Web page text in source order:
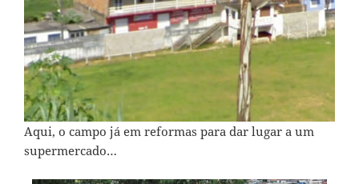
Aqui, o campo já em reformas para dar lugar a um
supermercado…